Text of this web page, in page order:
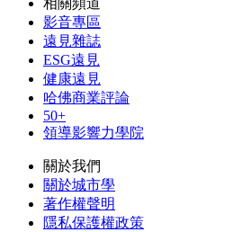
影音專區
遠見雜誌
ESG遠見
健康遠見
哈佛商業評論
50+
領導影響力學院
關於我們
關於城市學
著作權聲明
隱私保護權政策